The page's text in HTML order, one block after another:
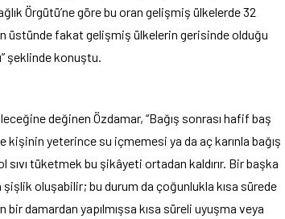
Örgütü’ne göre bu oran gelişmiş ülkelerde 32
üstünde fakat gelişmiş ülkelerin gerisinde olduğu
şeklinde konuştu.
değinen Özdamar, “Bağış sonrası hafif baş
kişinin yeterince su içmemesi ya da aç karınla bağış
tüketmek bu şikâyeti ortadan kaldırır. Bir başka
oluşabilir; bu durum da çoğunlukla kısa sürede
damardan yapılmışsa kısa süreli uyuşma veya